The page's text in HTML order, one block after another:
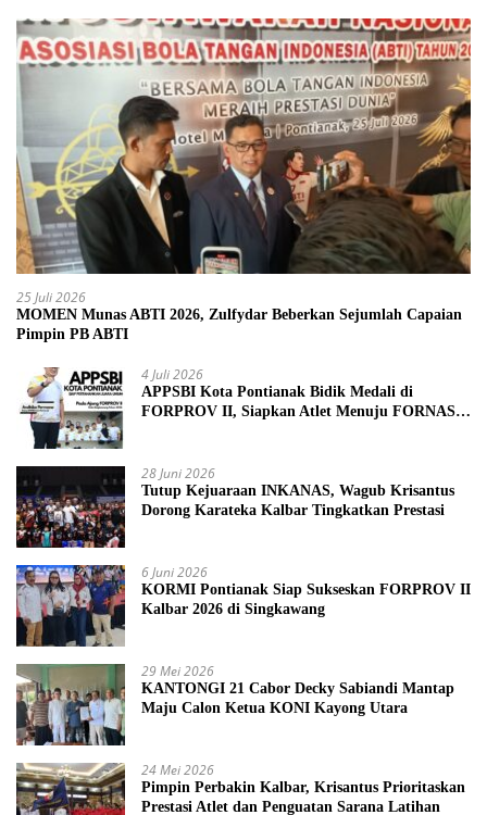
25 Juli 2026
MOMEN Munas ABTI 2026, Zulfydar Beberkan Sejumlah Capaian
Pimpin PB ABTI
4 Juli 2026
APPSBI Kota Pontianak Bidik Medali di
FORPROV II, Siapkan Atlet Menuju FORNAS
28 Juni 2026
Tutup Kejuaraan INKANAS, Wagub Krisantus
Dorong Karateka Kalbar Tingkatkan Prestasi
6 Juni 2026
KORMI Pontianak Siap Sukseskan FORPROV II
Kalbar 2026 di Singkawang
29 Mei 2026
KANTONGI 21 Cabor Decky Sabiandi Mantap
Maju Calon Ketua KONI Kayong Utara
24 Mei 2026
Pimpin Perbakin Kalbar, Krisantus Prioritaskan
Prestasi Atlet dan Penguatan Sarana Latihan